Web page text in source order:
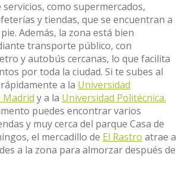
como supermercados,
y tiendas, que se encuentran a
Además, la zona está bien
transporte público, con
y autobús cercanas, lo que facilita
por toda la ciudad. Si te subes al
a la Universidad
Madrid y a la Universidad Politécnica.
puedes encontrar varios
y muy cerca del parque Casa de
el mercadillo de El Rastro atrae a
a la zona para almorzar después de